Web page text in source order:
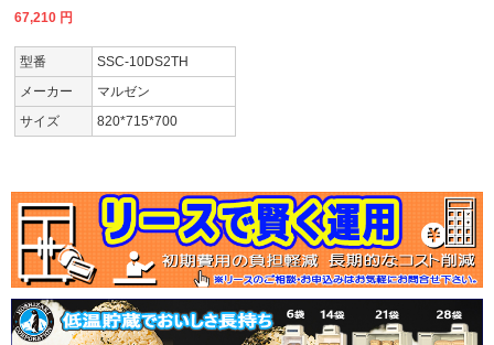
67,210 円
型番
SSC-10DS2TH
メーカー
マルゼン
サイズ
820*715*700